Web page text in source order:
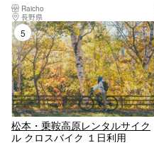
Raicho
長野県
松本市（松本駅周辺・浅間・美
5位
松本・乗鞍高原レンタルサイク
ル クロスバイク １日利用